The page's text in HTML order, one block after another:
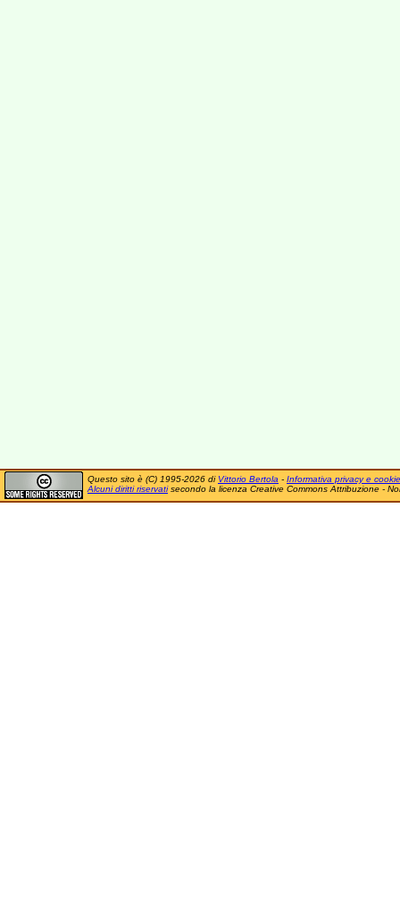
Questo sito è (C) 1995-2026 di Vittorio Bertola - Informativa privacy e cookie
Alcuni diritti riservatisecondo la licenza Creative Commons Attribuzione -